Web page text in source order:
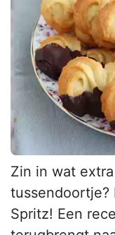
Zin in wat
tussendoortje?
Spritz! Een